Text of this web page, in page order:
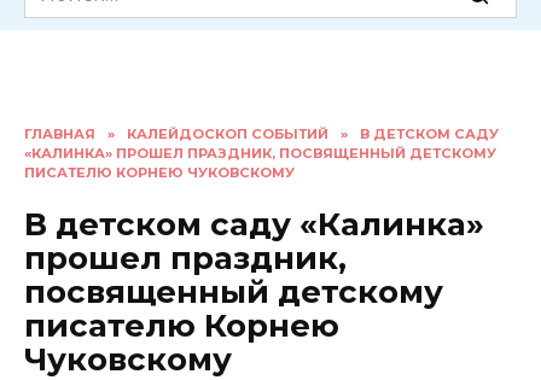
for:
ГЛАВНАЯ » КАЛЕЙДОСКОП СОБЫТИЙ »
В ДЕТСКОМ САДУ
«КАЛИНКА» ПРОШЕЛ ПРАЗДНИК, ПОСВЯЩЕННЫЙ ДЕТСКОМУ
ПИСАТЕЛЮ КОРНЕЮ ЧУКОВСКОМУ
В детском саду «Калинка»
прошел праздник,
посвященный детскому
писателю Корнею
Чуковскому